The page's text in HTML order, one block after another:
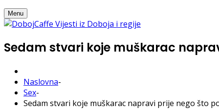
Menu
Sedam stvari koje muškarac
Naslovna-
Sex-
Sedam stvari koje muškarac napravi prije nego što